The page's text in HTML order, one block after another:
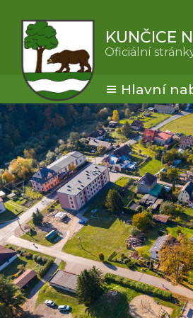
KUNČICE
Oficiální
Hlavní